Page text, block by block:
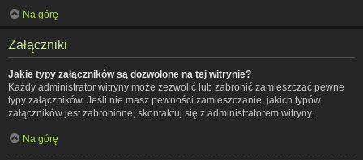
Na górę
Załączniki
Jakie typy załączników są dozwolone na tej witrynie?
Każdy administrator witryny może zezwolić lub zabronić zamieszczać pewne
typy załączników. Jeśli nie masz pewności zamieszczanie, jakich typów
załączników jest zabronione, skontaktuj się z administratorem witryny.
Na górę